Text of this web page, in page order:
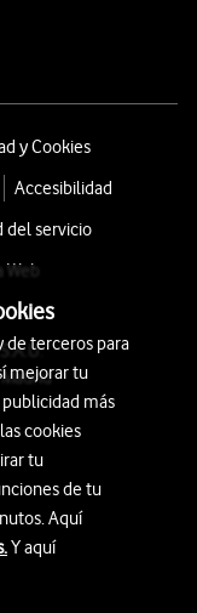
y Cookies
Accesibilidad
del servicio
Web
de terceros para
mejorar tu
más
cookies
tu
de tu
Aquí
Y aquí